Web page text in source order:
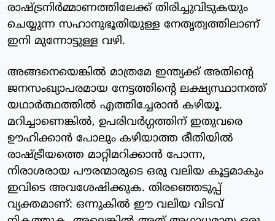
രാഷ്ട്രനിർമ്മാണത്തിലേക്ക് തിരിച്ചുവിടുകയും
ചെയ്യുന്ന സഹാനുഭൂതിയുള്ള നേതൃത്വത്തിലാണ്
ഇനി മുന്നോട്ടുള്ള വഴി.
അങ്ങനെയെങ്കിൽ മാത്രമേ ഇന്ത്യക്ക് അതിന്റെ
ജനസംഖ്യാപരമായ നേട്ടത്തിന്റെ ലക്ഷ്യസ്ഥാനത്ത്
യഥാർത്ഥത്തിൽ എത്തിച്ചേരാൻ കഴിയൂ.
മറിച്ചാണെങ്കിൽ, ഉപരിവർഗ്ഗത്തിന് ഇതുവരെ
ഊഹിക്കാൻ പോലും കഴിയാത്ത രീതിയിൽ
രാഷ്ട്രീയത്തെ മാറ്റിമറിക്കാൻ പോന്ന,
നിരാശരായ പൗരന്മാരുടെ ഒരു വലിയ കൂട്ടമാകും
ഇവിടെ അവശേഷിക്കുക. തിരഞ്ഞെടുപ്പ്
വ്യക്തമാണ്: ഒന്നുകിൽ ഈ വലിയ വിടവ്